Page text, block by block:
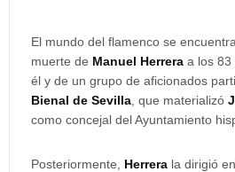
El mundo del flamenco se
muerte de Manuel Herrera a los 83
él y de un grupo de aficionados
Bienal de Sevilla , que materializó
como concejal del Ayuntamiento
Posteriormente, Herrera la dirigió